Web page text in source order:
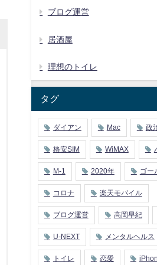
ブログ運営
居酒屋
理想のトイレ
タグ
ダイアン Mac 政
格安SIM WiMAX
M-1 2020年 ゴー
コロナ 楽天モバイル
ブログ運営 高岡早紀
U-NEXT メンタルヘルス
トイレ 恋愛